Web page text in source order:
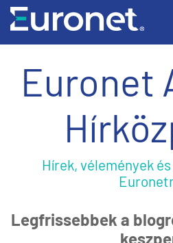
Euronet
Hírek, vélemények
Legfrissebbek a